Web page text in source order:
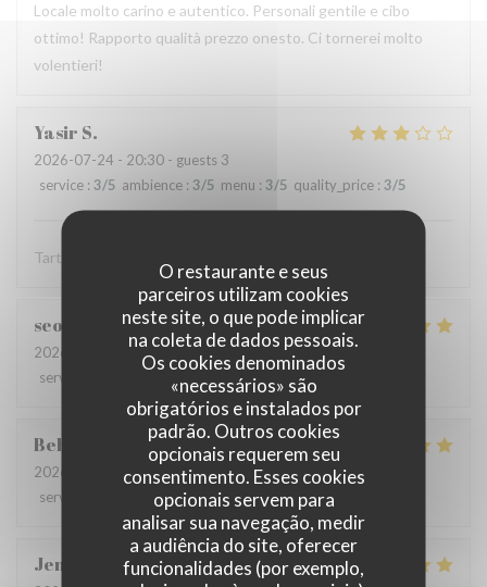
O restaurante e seus
parceiros utilizam cookies
neste site, o que pode implicar
na coleta de dados pessoais.
Os cookies denominados
«necessários» são
obrigatórios e instalados por
padrão. Outros cookies
opcionais requerem seu
consentimento. Esses cookies
opcionais servem para
analisar sua navegação, medir
a audiência do site, oferecer
funcionalidades (por exemplo,
Locale molto carino e autentico. Personali gentile e cibo
ottimo! Rapporto qualità prezzo onesto. Ci tornerei molto
volentieri!
Yasir S
2026-07-24 - 20:30 - guests 3
service : 3/5 ambience : 3/5 menu : 3/5 quality_price : 3/5
Tartare est une tuerie mais l'entrecôt est épouvantable
seoyoung S
2026-07-24
- 13:30 - guests 3
service
menu: quality_price
Behrokh
2026-07-24
- 20:30 - guests 2
service
ambience:5/5 menu:5/5 quality_price
Jen